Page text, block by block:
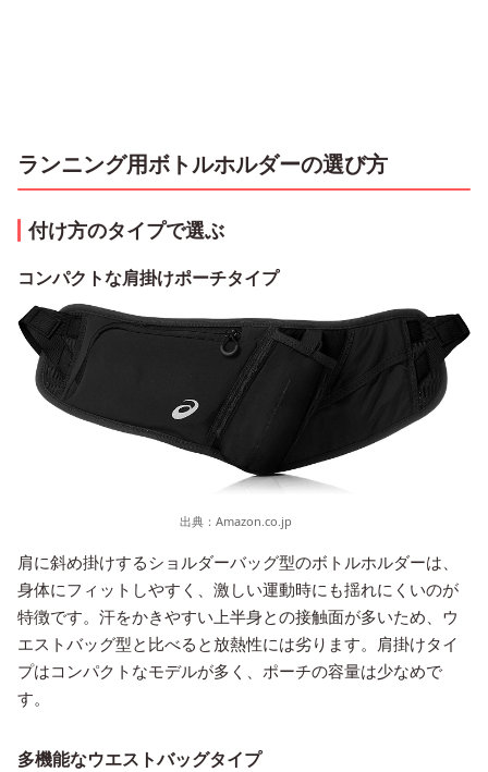
ランニング用ボトルホルダーの選び方
付け方のタイプで選ぶ
コンパクトな肩掛けポーチタイプ
出典： Amazon.co.jp
肩に斜め掛けするショルダーバッグ型のボトルホルダーは、
身体にフィットしやすく、激しい運動時にも揺れにくいのが
特徴です。汗をかきやすい上半身との接触面が多いため、ウ
エストバッグ型と比べると放熱性には劣ります。肩掛けタイ
プはコンパクトなモデルが多く、ポーチの容量は少なめで
す。
多機能なウエストバッグタイプ